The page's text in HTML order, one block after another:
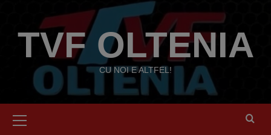
contentTVF OLTENIA
CU NOI E ALTFEL!
Menu